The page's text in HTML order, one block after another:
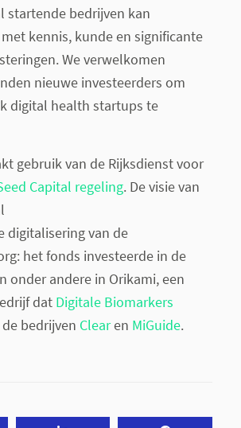
startende bedrijven kan
kennis, kunde en significante
We verwelkomen
nieuwe investeerders om
digital health startups te
gebruik van de Rijksdienst voor
Capital regeling. De visie van
digitalisering van de
het fonds investeerde in de
onder andere in Orikami, een
dat Digitale Biomarkers
bedrijven Clearen MiGuide.